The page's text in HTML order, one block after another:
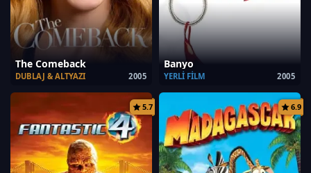
The Comeback
2005
DUBLAJ & ALTYAZI
Banyo
2005
YERLI FILM
5.7 6.9